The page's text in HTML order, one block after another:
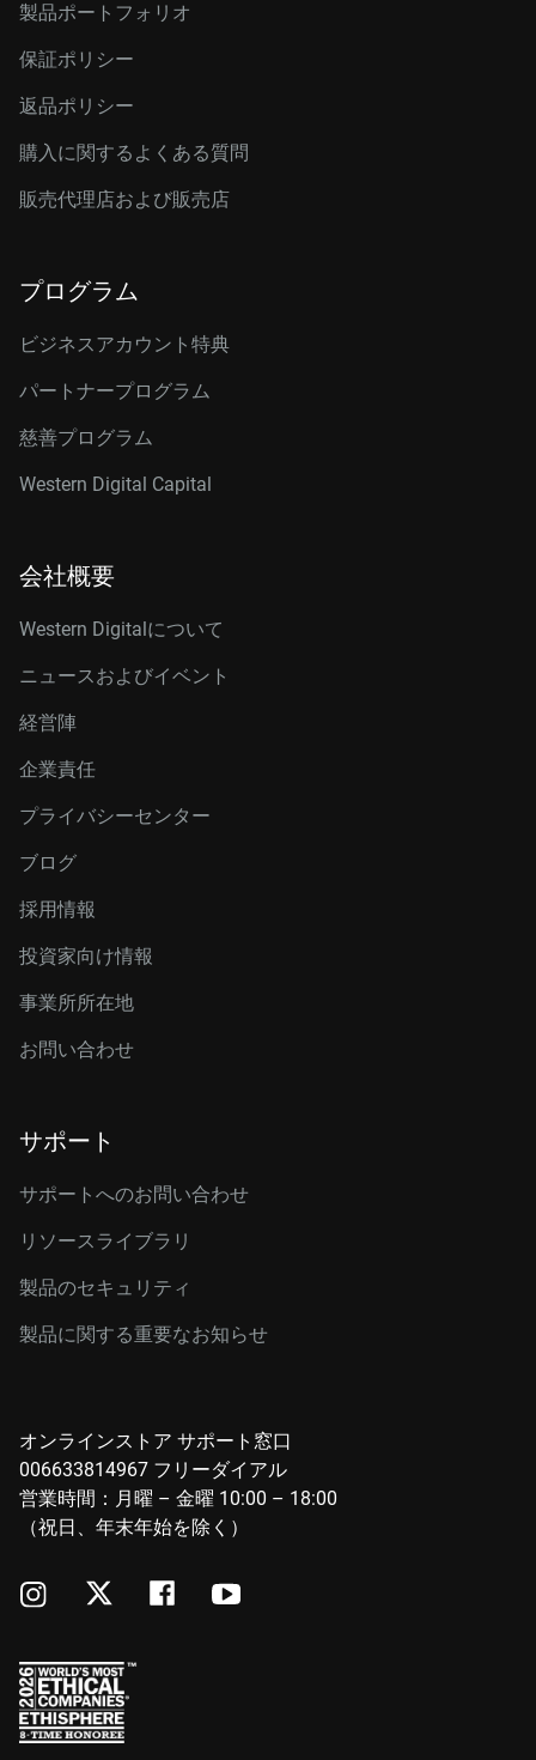
製品ポートフォリオ
保証ポリシー
返品ポリシー
購入に関するよくある質問
販売代理店および販売店
プログラム
ビジネスアカウント特典
パートナープログラム
慈善プログラム
Western Digital Capital
会社概要
Western Digitalについて
ニュースおよびイベント
経営陣
企業責任
プライバシーセンター
ブログ
採用情報
投資家向け情報
事業所所在地
お問い合わせ
サポート
サポートへのお問い合わせ
リソースライブラリ
製品のセキュリティ
製品に関する重要なお知らせ
オンラインストア サポート窓口
006633814967 フリーダイアル
営業時間：月曜 – 金曜 10:00 – 18:00
（祝日、年末年始を除く）